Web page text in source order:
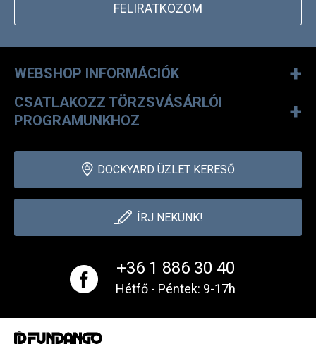
FELIRATKOZOM
WEBSHOP INFORMÁCIÓK +
CSATLAKOZZ TÖRZSVÁSÁRLÓI
PROGRAMUNKHOZ
+
DOCKYARD ÜZLET KERESŐ
+36 1 886 30 40
Hétfő - Péntek: 9-17h
ÍRJ NEKÜNK!